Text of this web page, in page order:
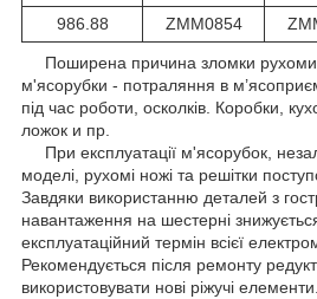
986.88
ZMM0854
Поширена причина зломки
м'ясорубки - потраляння в
під час роботи, осколків. Коробки,
ложок и пр.
При експлуатації м'ясорубок,
моделі, рухомі ножі та решітки
Завдяки використанню деталей з
навантаження на шестерні
експлуатаційний термін всієї
Рекомендується після ремонту
використовувати нові ріжучі елементи.